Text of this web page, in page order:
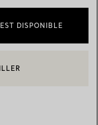
DISPONIBLE
OU PRENDRE RENDEZ-